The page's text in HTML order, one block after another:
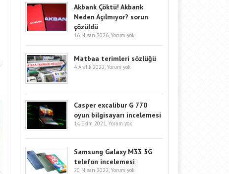
Akbank Çöktü! Akbank
Neden Açılmıyor? sorun
çözüldü
16 Nisan 2026, Yorum yok
Matbaa terimleri sözlüğü
4 Aralık 2022, Yorum yok
Casper excalibur G 770
oyun bilgisayarı incelemesi
14 Ekim 2021, Yorum yok
Samsung Galaxy M33 5G
telefon incelemesi
20 Nisan 2022, Yorum yok